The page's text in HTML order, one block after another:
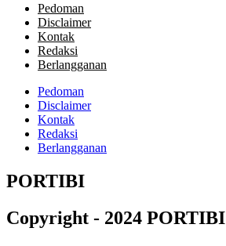
Pedoman
Disclaimer
Kontak
Redaksi
Berlangganan
Pedoman
Disclaimer
Kontak
Redaksi
Berlangganan
PORTIBI
Copyright - 2024 PORTIBI